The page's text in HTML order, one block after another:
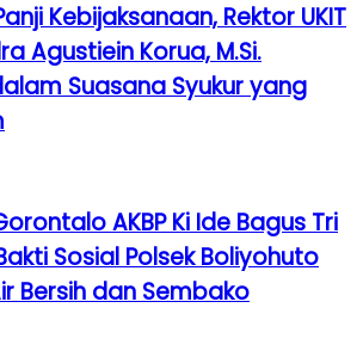
Kebijaksanaan, Rektor UKIT
Agustiein Korua, M.Si.
Suasana Syukur yang
AKBP Ki Ide Bagus Tri
Sosial Polsek Boliyohuto
Bersih dan Sembako